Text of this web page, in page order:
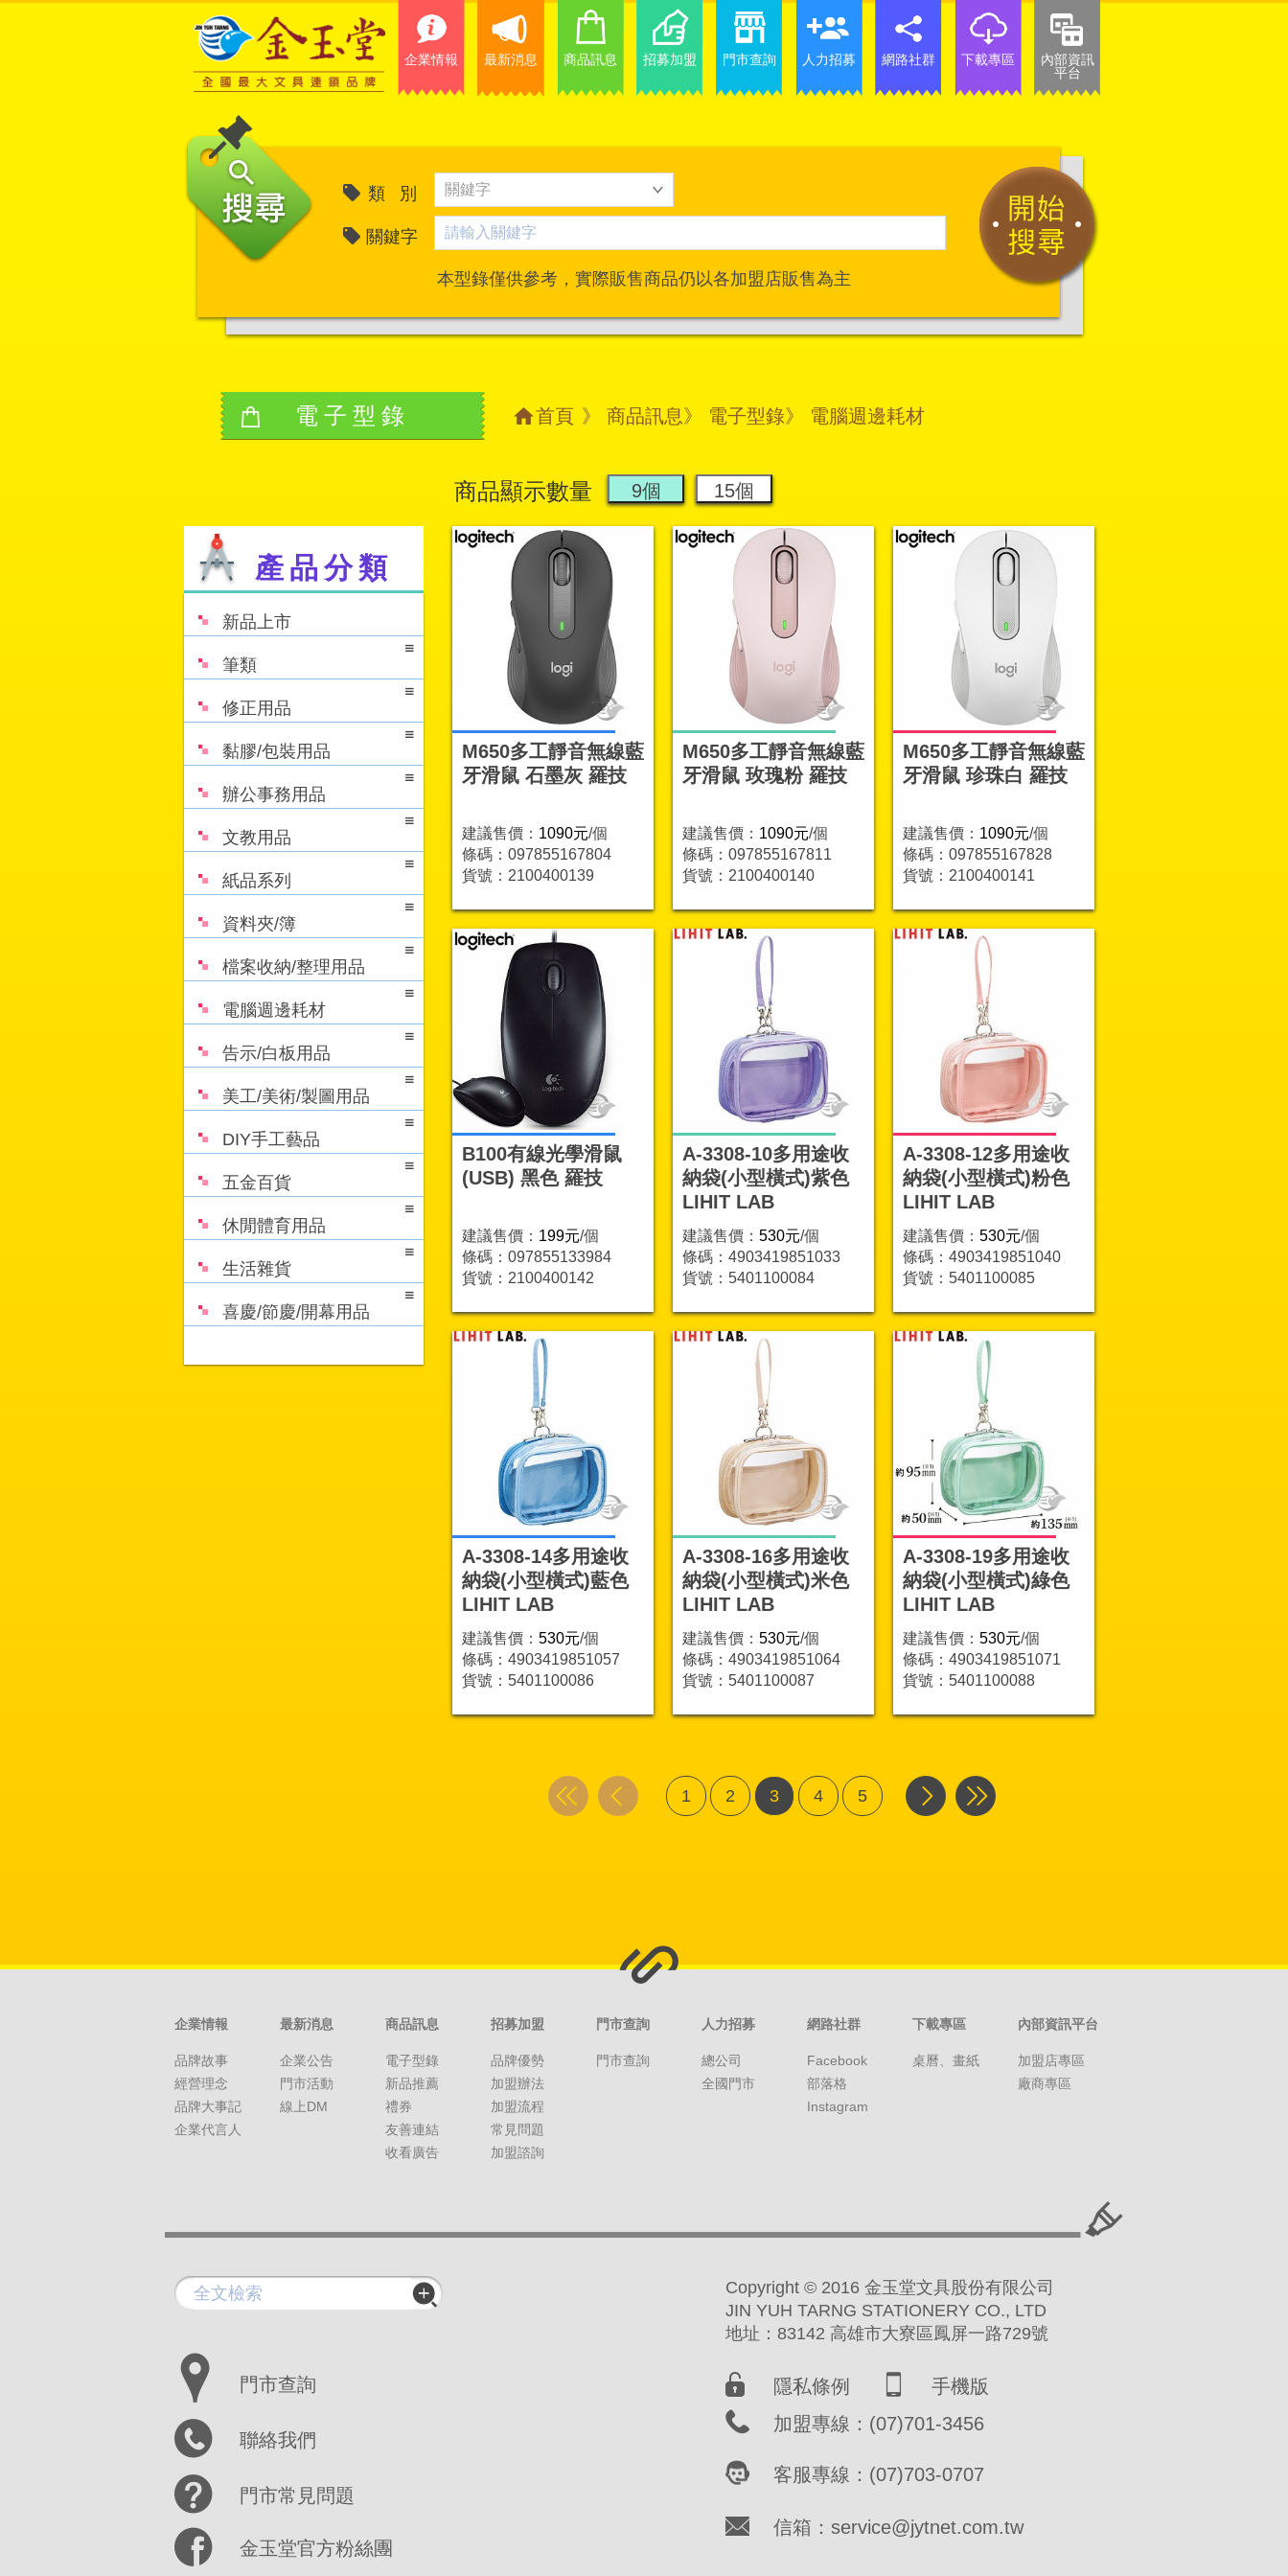
企業情報 最新消息 商品訊息 招募加盟 門市查詢 人力招募 網路社群 下載專區
內部資訊
平台
類 別
關鍵字
本型錄僅供參考，實際販售商品仍以各加盟店販售為主
電子型錄 首頁 》 商品訊息》 電子型錄》 電腦週邊耗材
產品分類
新品上市
筆類
修正用品
黏膠/包裝用品
辦公事務用品
文教用品
紙品系列
資料夾/簿
檔案收納/整理用品
電腦週邊耗材
告示/白板用品
美工/美術/製圖用品
DIY手工藝品
五金百貨
休閒體育用品
生活雜貨
喜慶/節慶/開幕用品
商品顯示數量
M650多工靜音無線藍
牙滑鼠 石墨灰 羅技
建議售價： 1090元/個
條碼：097855167804
貨號：2100400139
M650多工靜音無線藍
牙滑鼠 玫瑰粉 羅技
建議售價： 1090元/個
條碼：097855167811
貨號：2100400140
M650多工靜音無線藍
牙滑鼠 珍珠白 羅技
建議售價： 1090元/個
條碼：097855167828
貨號：2100400141
B100有線光學滑鼠
(USB) 黑色 羅技
建議售價： 199元/個
條碼：097855133984
貨號：2100400142
A-3308-10多用途收
納袋(小型橫式)紫色
LIHIT LAB
建議售價： 530元/個
條碼：4903419851033
貨號：5401100084
A-3308-12多用途收
納袋(小型橫式)粉色
LIHIT LAB
建議售價： 530元/個
條碼：4903419851040
貨號：5401100085
A-3308-14多用途收
納袋(小型橫式)藍色
LIHIT LAB
建議售價： 530元/個
條碼：4903419851057
貨號：5401100086
A-3308-16多用途收
納袋(小型橫式)米色
LIHIT LAB
建議售價： 530元/個
條碼：4903419851064
貨號：5401100087
A-3308-19多用途收
納袋(小型橫式)綠色
LIHIT LAB
建議售價： 530元/個
條碼：4903419851071
貨號：5401100088
1 2 3 4 5
企業情報
品牌故事
經營理念
品牌大事記
企業代言人
最新消息
企業公告
門市活動
線上DM
商品訊息
電子型錄
新品推薦
禮券
友善連結
收看廣告
招募加盟
品牌優勢
加盟辦法
加盟流程
常見問題
加盟諮詢
門市查詢
門市查詢
人力招募
總公司
全國門市
網路社群
Facebook
部落格
Instagram
下載專區
桌曆、畫紙
內部資訊平台
加盟店專區
廠商專區
門市查詢
聯絡我們
門市常見問題
金玉堂官方粉絲團
Copyright © 2016 金玉堂文具股份有限公司
JIN YUH TARNG STATIONERY CO., LTD
地址：83142 高雄市大寮區鳳屏一路729號
隱私條例
手機版
加盟專線：(07)701-3456
客服專線：(07)703-0707
信箱：service@jytnet.com.tw